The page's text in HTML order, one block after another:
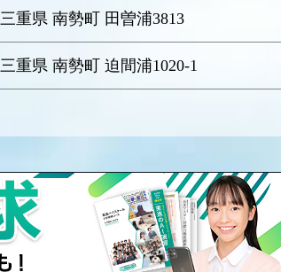
三重県 南勢町 田曽浦3813
三重県 南勢町 迫間浦1020-1